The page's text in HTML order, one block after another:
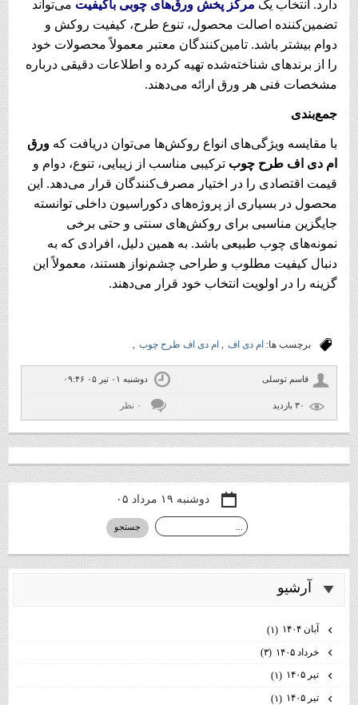
دارد. انتخاب یک مرکز پخش ورق‌های چوبی باکیفیت می‌تواند
تضمین‌کننده اصالت محصول، تنوع طرح، کیفیت روکش و
دوام بیشتر باشد. تامین‌کنندگان معتبر معمولاً محصولات خود
را از برندهای شناخته‌شده تهیه کرده و اطلاعات دقیقی درباره
مشخصات فنی هر ورق ارائه می‌دهند.
جمع‌بندی
با مقایسه ویژگی‌های انواع روکش‌ها می‌توان دریافت که ورق
ام دی اف طرح چوب ترکیبی مناسب از زیبایی، تنوع، دوام و
قیمت اقتصادی را در اختیار مصرف‌کنندگان قرار می‌دهد. این
محصول در بسیاری از پروژه‌های دکوراسیون داخلی توانسته
جایگزین مناسبی برای روکش‌های سنتی و حتی برخی
نمونه‌های چوب طبیعی باشد. به همین دلیل، افرادی که به
دنبال کیفیت مطلوب و طراحی چشم‌نواز هستند، معمولاً این
گزینه را در اولویت انتخاب خود قرار می‌دهند.
برچسب ها: ام دی اف , ام دی اف طرح چوب ,
قاسم توسلی دوشنبه ۰۱ تیر ۰۵ ۰۹:۴۶
۰ نظر
دوشنبه ۱۹ مرداد ۰۵
آرشيو
آبان ۱۴۰۴
(۱)
خرداد ۱۴۰۵
(۳)
تیر ۱۴۰۵
(۱)
تیر ۱۴۰۵
(۱)